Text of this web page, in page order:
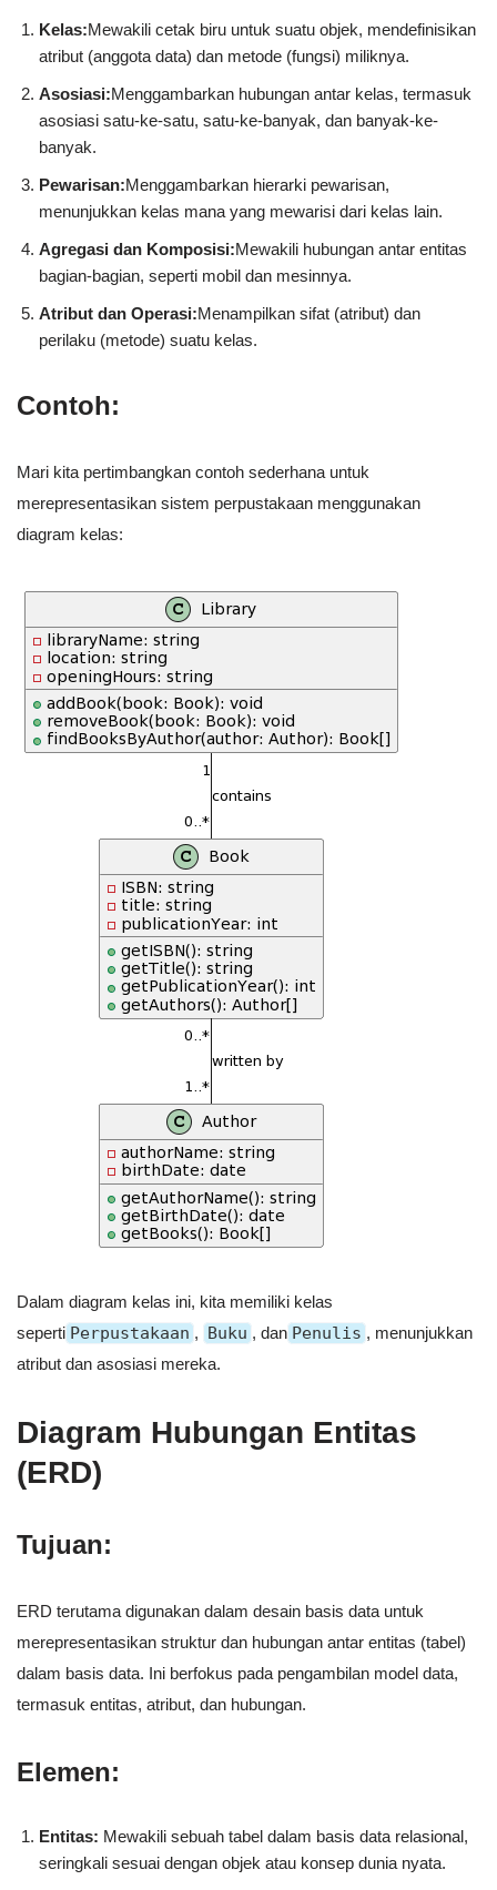
Kelas:Mewakili cetak biru untuk suatu objek, mendefinisikan
atribut (anggota data) dan metode (fungsi) miliknya.
Asosiasi:Menggambarkan hubungan antar kelas, termasuk
asosiasi satu-ke-satu, satu-ke-banyak, dan banyak-ke-
banyak.
Pewarisan:Menggambarkan hierarki pewarisan,
menunjukkan kelas mana yang mewarisi dari kelas lain.
Agregasi dan Komposisi:Mewakili hubungan antar entitas
bagian-bagian, seperti mobil dan mesinnya.
Atribut dan Operasi:Menampilkan sifat (atribut) dan
perilaku (metode) suatu kelas.
Contoh:
Mari kita pertimbangkan contoh sederhana untuk
merepresentasikan sistem perpustakaan menggunakan
diagram kelas:
Dalam diagram kelas ini, kita memiliki kelas
seperti Perpustakaan , Buku , dan Penulis , menunjukkan
atribut dan asosiasi mereka.
Diagram Hubungan Entitas
(ERD)
Tujuan:
ERD terutama digunakan dalam desain basis data untuk
merepresentasikan struktur dan hubungan antar entitas (tabel)
dalam basis data. Ini berfokus pada pengambilan model data,
termasuk entitas, atribut, dan hubungan.
Elemen:
Entitas: Mewakili sebuah tabel dalam basis data relasional,
seringkali sesuai dengan objek atau konsep dunia nyata.